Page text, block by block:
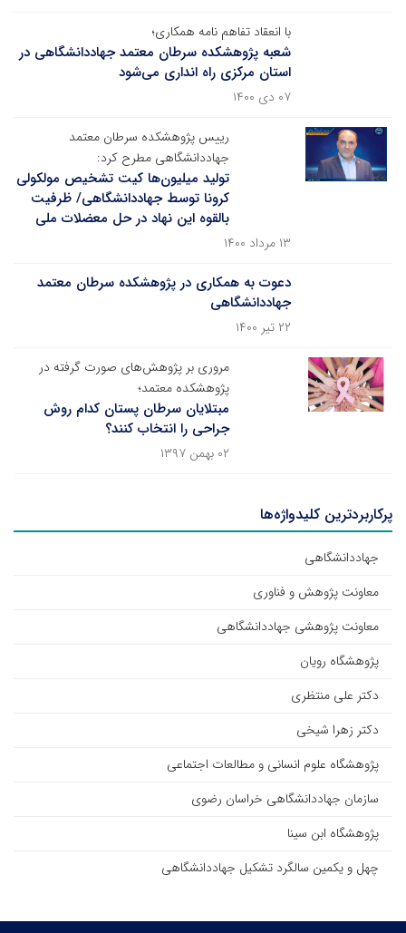
با انعقاد تفاهم نامه همکاری؛
شعبه پژوهشکده سرطان معتمد جهاددانشگاهی در
استان مرکزی راه انداری می‌شود
۰۷ دی ۱۴۰۰
رییس پژوهشکده سرطان معتمد
جهاددانشگاهی مطرح کرد:
تولید میلیون‌ها کیت تشخیص مولکولی
کرونا توسط جهاددانشگاهی/ ظرفیت
بالقوه این نهاد در حل معضلات ملی
۱۳ مرداد ۱۴۰۰
دعوت به همکاری در پژوهشکده سرطان معتمد
جهاددانشگاهی
۲۲ تیر ۱۴۰۰
مروری بر پژوهش‌های صورت گرفته در
پژوهشکده معتمد؛
مبتلایان سرطان پستان کدام روش
جراحی را انتخاب کنند؟
۰۲ بهمن ۱۳۹۷
پرکاربردترین کلیدواژه‌ها
جهاددانشگاهی
معاونت پژوهش و فناوری
معاونت پژوهشی جهاددانشگاهی
پژوهشگاه رویان
دکتر علی منتظری
دکتر زهرا شیخی
پژوهشگاه علوم انسانی و مطالعات اجتماعی
سازمان جهاددانشگاهی خراسان رضوی
پژوهشگاه ابن سینا
چهل و یکمین سالگرد تشکیل جهاددانشگاهی